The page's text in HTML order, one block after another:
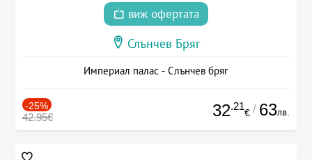
виж офертата
Слънчев Бряг
Империал палас - Слънчев бряг
-25%
42.95€ 32.21
€ / 63лв.